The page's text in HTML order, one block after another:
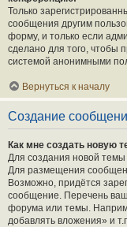
Только
сообщения другим
форму, и только если
сделано для того, чтобы
системой анонимными
Вернуться к началу
Создание
Как мне создать новую
Для создания новой
Для размещения
Возможно, придётся
сообщение. Перечень
форума или темы.
добавлять вложения» и